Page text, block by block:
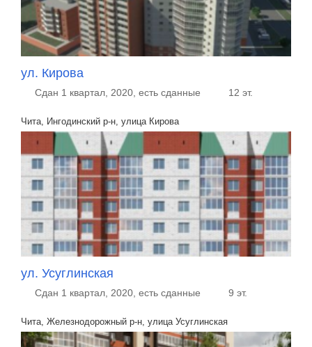
ул. Кирова
Сдан 1 квартал, 2020, есть сданные 12 эт.
Чита, Ингодинский р-н, улица Кирова
ул. Усуглинская
Сдан 1 квартал, 2020, есть сданные 9 эт.
Чита, Железнодорожный р-н, улица Усуглинская